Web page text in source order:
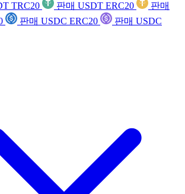
TRC20
판매 USDT ERC20
판매
판매 USDC ERC20
판매 USDC